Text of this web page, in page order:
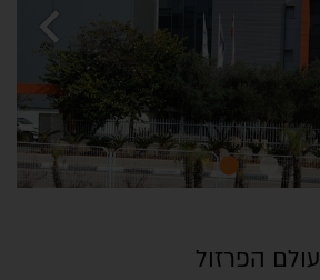
chevron_left
עולם הפרזול